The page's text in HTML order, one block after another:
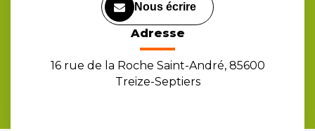
Nous écrire
Adresse
16 rue de la Roche Saint-André, 85600
Treize-Septiers